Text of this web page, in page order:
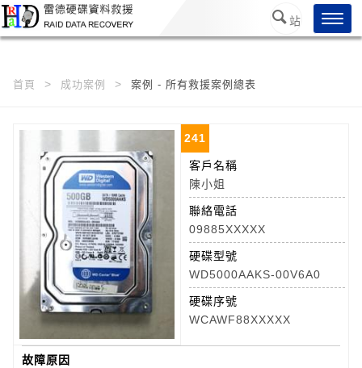
/**/
站
內搜
首頁 成功案例 案例 - 所有救援案例總表
241
客戶名稱
陳小姐
聯絡電話
09885XXXXX
硬碟型號
WD5000AAKS-00V6A0
硬碟序號
WCAWF88XXXXX
故障原因